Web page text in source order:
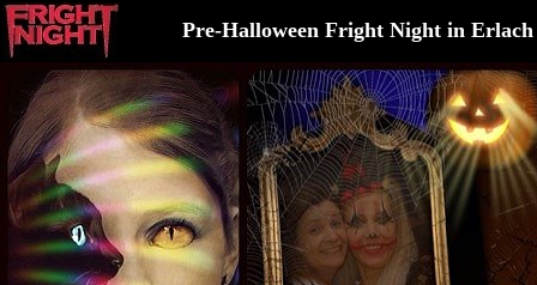
Pre-Halloween Fright Night in